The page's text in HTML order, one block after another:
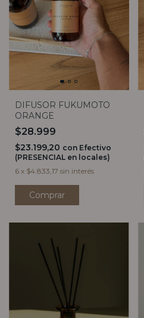
DIFUSOR FUKUMOTO
ORANGE
$28.999
$23.199,20 con Efectivo
(PRESENCIAL en locales)
6 x $4.833,17 sin interés